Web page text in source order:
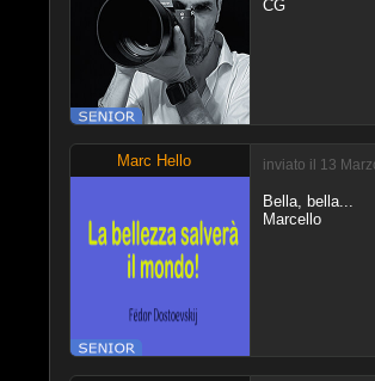
CG
Marc Hello inviato il 13
Bella, bella...
Marcello